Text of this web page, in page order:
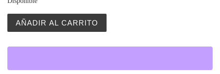
Muzeum Plakatu w Wilanowie 1892-1975 (Poster
AÑADIR AL CARRITO